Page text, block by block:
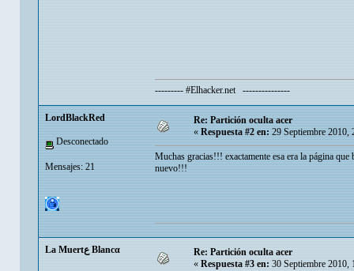
--------- #Elhacker.net ---------------
LordBlackRed
Desconectado
Mensajes: 21
Re: Partición oculta acer
«Respuesta #2 en:29 Septiembre 2010,
Muchas gracias!!! exactamente esa era la página
nuevo!!!
La Muertع Blancα
Re: Partición oculta acer
« Respuesta #3 en: 30 Septiembre 2010,